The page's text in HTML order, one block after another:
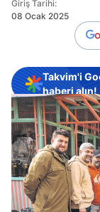
Giriş Tarihi:
08 Ocak 2025
Takvim'i
haberi alın!